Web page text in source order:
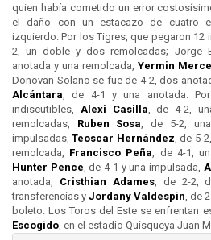
quien había cometido un error
el daño con un estacazo de cuatro
izquierdo. Por los Tigres, que pegaron 12
2, un doble y dos remolcadas; Jorge
anotada y una remolcada, Yermin
Donovan Solano se fue de 4-2, dos
Alcántara , de 4-1 y una anotada.
indiscutibles, Alexi Casilla , de 4-2,
remolcadas, Ruben Sosa , de 5-2,
impulsadas,Teoscar Hernández , de 5-
remolcada, Francisco Peña , de 4-1,
Hunter Pence , de 4-1 y una impulsada,
anotada, Cristhian Adames, de 2-2,
transferencias y Jordany Valdespin , de
boleto. Los Toros del Este se enfrentan
Escogido , en el estadio Quisqueya Juan